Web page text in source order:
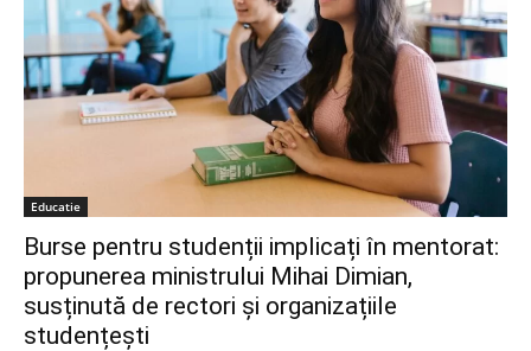
Educatie
Burse pentru studenții implicați în mentorat:
propunerea ministrului Mihai Dimian,
susținută de rectori și organizațiile
studențești